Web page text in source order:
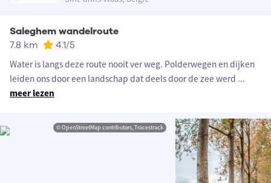
Saleghem wandelroute
7.8 km 4.1/5
Water is langs deze route nooit ver weg. Polderwegen en dijken
leiden ons door een landschap dat deels door de zee werd ...
meer lezen
© OpenStreetMap contributors, Tracestrack